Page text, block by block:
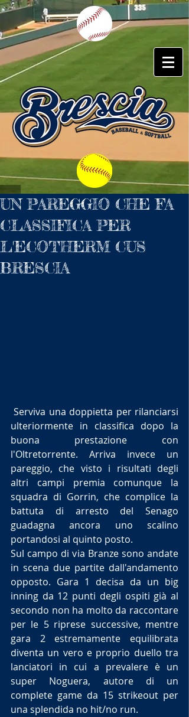
UN PAREGGIO CHE FA
CLASSIFICA PER
L'ECOTHERM CUS
BRESCIA
Serviva una doppietta per rilanciarsi
ulteriormente in classifica dopo la
buona prestazione con
l'Oltretorrente. Arriva invece un
pareggio, che visto i risultati degli
altri campi premia comunque la
squadra di Gorrin, che complice la
battuta di arresto del Senago
guadagna ancora uno scalino
portandosi al quinto posto.
Sul campo di via Branze sono andate
in scena due partite dall'andamento
opposto. Gara 1 decisa da un big
inning da 12 punti degli ospiti già al
secondo non ha molto da raccontare
per le 5 riprese successive, mentre
gara 2 estremamente equilibrata
diventa un vero e proprio duello tra
lanciatori in cui a prevalere è un
super Noguera, autore di un
complete game da 15 strikeout per
una splendida no hit/no run.